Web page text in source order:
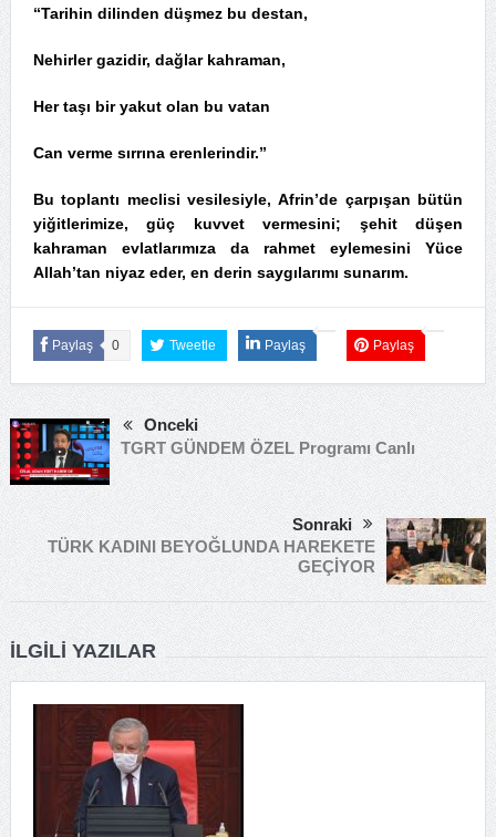
“Tarihin dilinden düşmez bu destan,
Nehirler gazidir, dağlar kahraman,
Her taşı bir yakut olan bu vatan
Can verme sırrına erenlerindir.”
Bu toplantı meclisi vesilesiyle, Afrin’de çarpışan bütün
yiğitlerimize, güç kuvvet vermesini; şehit düşen
kahraman evlatlarımıza da rahmet eylemesini Yüce
Allah’tan niyaz eder, en derin saygılarımı sunarım.
Paylaş 0 Tweetle Paylaş Paylaş
Önceki
TGRT GÜNDEM ÖZEL Programı Canlı
Sonraki
TÜRK KADINI BEYOĞLUNDA HAREKETE
GEÇİYOR
İLGILI YAZILAR